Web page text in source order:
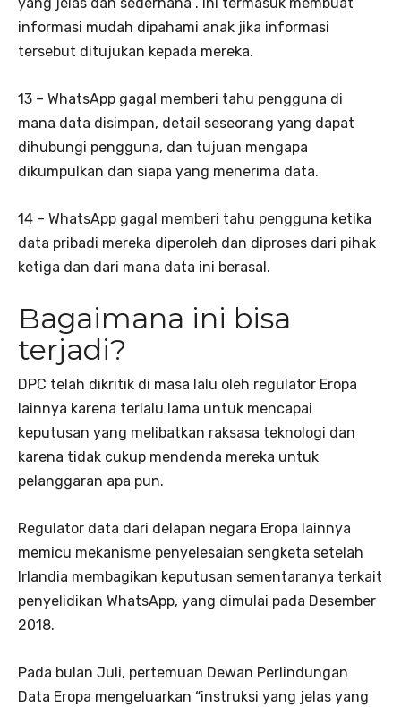
yang jelas dan sederhana”. Ini termasuk membuat
informasi mudah dipahami anak jika informasi
tersebut ditujukan kepada mereka.
13 – WhatsApp gagal memberi tahu pengguna di
mana data disimpan, detail seseorang yang dapat
dihubungi pengguna, dan tujuan mengapa
dikumpulkan dan siapa yang menerima data.
14 – WhatsApp gagal memberi tahu pengguna ketika
data pribadi mereka diperoleh dan diproses dari pihak
ketiga dan dari mana data ini berasal.
Bagaimana ini bisa
terjadi?
DPC telah dikritik di masa lalu oleh regulator Eropa
lainnya karena terlalu lama untuk mencapai
keputusan yang melibatkan raksasa teknologi dan
karena tidak cukup mendenda mereka untuk
pelanggaran apa pun.
Regulator data dari delapan negara Eropa lainnya
memicu mekanisme penyelesaian sengketa setelah
Irlandia membagikan keputusan sementaranya terkait
penyelidikan WhatsApp, yang dimulai pada Desember
2018.
Pada bulan Juli, pertemuan Dewan Perlindungan
Data Eropa mengeluarkan “instruksi yang jelas yang